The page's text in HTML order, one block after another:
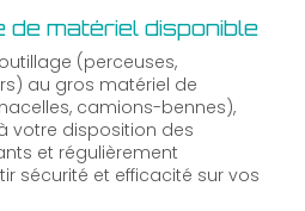
de matériel disponible
(perceuses,
au gros matériel de
camions-bennes),
votre disposition des
et régulièrement
sécurité et efficacité sur vos